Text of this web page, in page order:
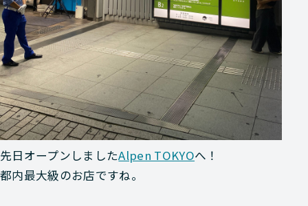
先日オープンしましたAlpen TOKYOへ！
都内最大級のお店ですね。